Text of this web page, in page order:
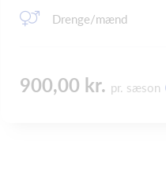
Drenge/mænd
900,00 kr. pr. sæson